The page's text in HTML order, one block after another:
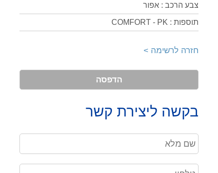
צבע הרכב : אפור
תוספות : COMFORT - PK
חזרה לרשימה >
הדפסה
בקשה ליצירת קשר